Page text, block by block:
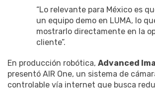
“Lo relevante para México es
un equipo demo en LUMA, lo
mostrarlo directamente en la
cliente”.
En producción robótica, Advanced
presentó AIR One, un sistema de
controlable vía internet que busca